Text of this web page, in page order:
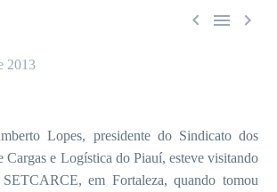
  
2013
Lopes, presidente do Sindicato dos
Cargas e Logística do Piauí, esteve visitando
em Fortaleza, quando tomou